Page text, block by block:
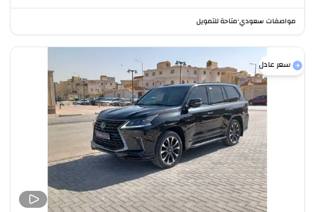
مواصفات سعودي•متاحة للتمويل
سعر عادل